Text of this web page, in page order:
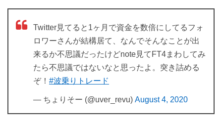
Twitter見てると1ヶ月で資金を数倍にしてるフォ
ロワーさんが結構居て、なんでそんなことが出
来るか不思議だったけどnote見てFT4まわしてみ
たら不思議ではないなと思ったよ。突き詰める
ぞ！ #波乗りトレード
— ちょりそー (@uver_revu) August 4, 2020